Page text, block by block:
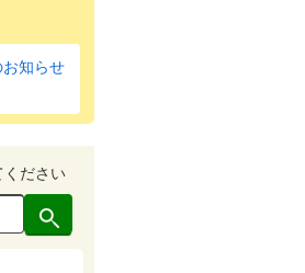
知らせ
ください